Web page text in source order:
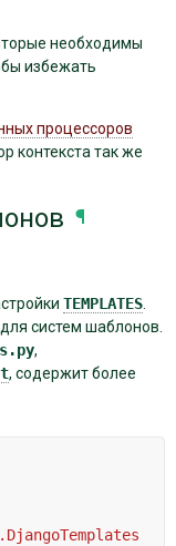
необходимы
избежать
процессоров
контекста так же
¶
TEMPLATES.
систем шаблонов.
,
, содержит более